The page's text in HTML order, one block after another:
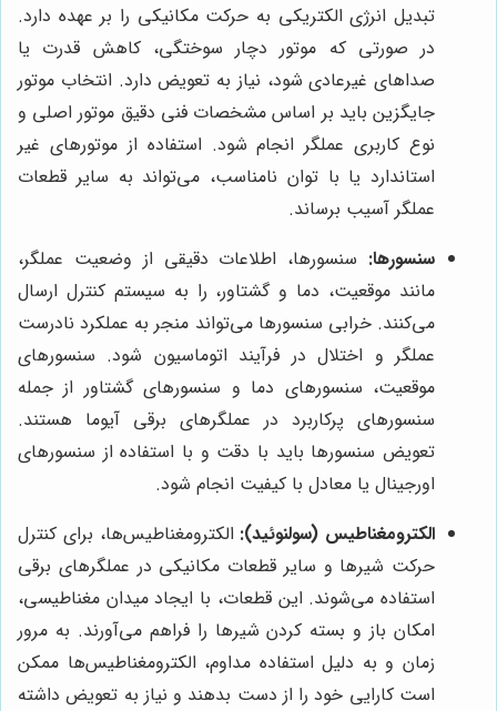
تبدیل انرژی الکتریکی به حرکت مکانیکی را بر عهده دارد.
در صورتی که موتور دچار سوختگی، کاهش قدرت یا
صداهای غیرعادی شود، نیاز به تعویض دارد. انتخاب موتور
جایگزین باید بر اساس مشخصات فنی دقیق موتور اصلی و
نوع کاربری عملگر انجام شود. استفاده از موتورهای غیر
استاندارد یا با توان نامناسب، می‌تواند به سایر قطعات
عملگر آسیب برساند.
سنسورها: سنسورها، اطلاعات دقیقی از وضعیت عملگر،
مانند موقعیت، دما و گشتاور، را به سیستم کنترل ارسال
می‌کنند. خرابی سنسورها می‌تواند منجر به عملکرد نادرست
عملگر و اختلال در فرآیند اتوماسیون شود. سنسورهای
موقعیت، سنسورهای دما و سنسورهای گشتاور از جمله
سنسورهای پرکاربرد در عملگرهای برقی آیوما هستند.
تعویض سنسورها باید با دقت و با استفاده از سنسورهای
اورجینال یا معادل با کیفیت انجام شود.
الکترومغناطیس (سولنوئید): الکترومغناطیس‌ها، برای کنترل
حرکت شیرها و سایر قطعات مکانیکی در عملگرهای برقی
استفاده می‌شوند. این قطعات، با ایجاد میدان مغناطیسی،
امکان باز و بسته کردن شیرها را فراهم می‌آورند. به مرور
زمان و به دلیل استفاده مداوم، الکترومغناطیس‌ها ممکن
است کارایی خود را از دست بدهند و نیاز به تعویض داشته